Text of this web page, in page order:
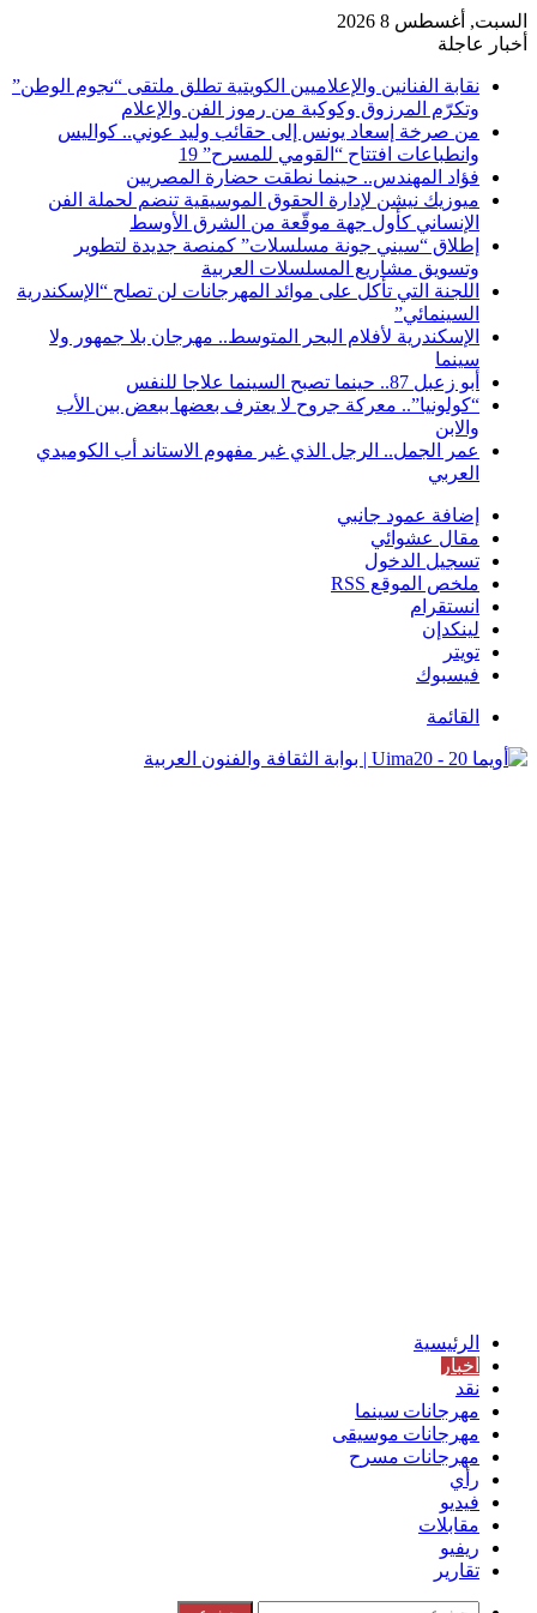
السبت, أغسطس 8 2026
أخبار عاجلة
نقابة الفنانين والإعلاميين الكويتية تطلق ملتقى “نجوم الوطن”
وتكرّم المرزوق وكوكبة من رموز الفن والإعلام
من صرخة إسعاد يونس إلى حقائب وليد عوني.. كواليس
وانطباعات افتتاح “القومي للمسرح” 19
فؤاد المهندس.. حينما نطقت حضارة المصريين
ميوزيك نيشن لإدارة الحقوق الموسيقية تنضم لحملة الفن
الإنساني كأول جهة موقّعة من الشرق الأوسط
إطلاق “سيني جونة مسلسلات” كمنصة جديدة لتطوير
وتسويق مشاريع المسلسلات العربية
اللجنة التي تأكل على موائد المهرجانات لن تصلح “الإسكندرية
السينمائي”
الإسكندرية لأفلام البحر المتوسط.. مهرجان بلا جمهور ولا
سينما
أبو زعبل 87.. حينما تصبح السينما علاجا للنفس
“كولونيا”.. معركة جروح لا يعترف بعضها ببعض بين الأب
والابن
عمر الجمل.. الرجل الذي غير مفهوم الاستاند أب الكوميدي
العربي
إضافة عمود جانبي
مقال عشوائي
تسجيل الدخول
ملخص الموقع RSS
انستقرام
لينكدإن
تويتر
فيسبوك
القائمة
الرئيسية
أخبار
نقد
مهرجانات سينما
مهرجانات موسيقى
مهرجانات مسرح
رأي
فيديو
مقابلات
ريفيو
تقارير